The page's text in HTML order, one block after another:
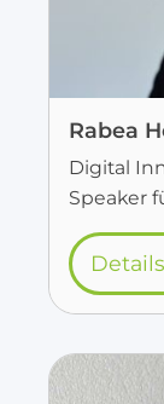
Rabea
Digital
Speaker
Details